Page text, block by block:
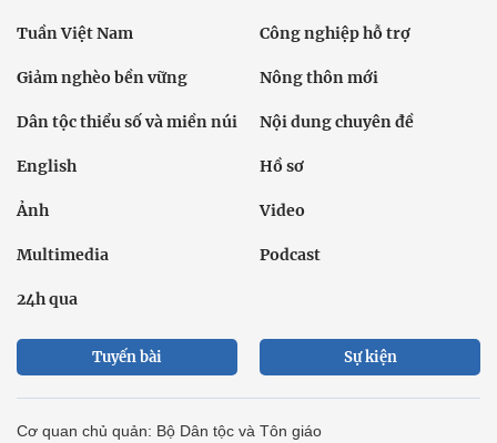
Tuần Việt Nam Công nghiệp hỗ trợ
Giảm nghèo bền vững Nông thôn mới
Dân tộc thiểu số và miền núi Nội dung chuyên đề
English Hồ sơ
Ảnh Video
Multimedia Podcast
24h qua
Tuyến bài Sự kiện
Cơ quan chủ quản: Bộ Dân tộc và Tôn giáo